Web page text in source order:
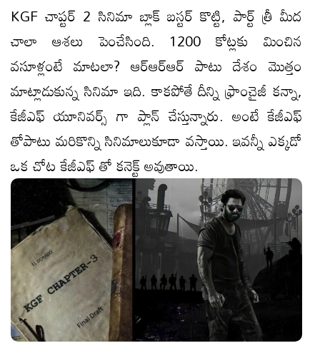
KGF చాప్టర్ 2 సినిమా బ్లాక్ బ‌స్ట‌ర్ కొట్టి, పార్ట్ త్రీ మీద
చాలా ఆశ‌లు పెంచేసింది. 1200 కోట్ల‌కు మించిన
వ‌సూళ్లంటే మాట‌లా? ఆర్ఆర్ఆర్ పాటు దేశం మొత్తం
మాట్లాడుకున్న సినిమా ఇది. కాక‌పోతే దీన్ని ఫ్రాంచైజీ క‌న్నా,
కేజీఎఫ్ యూనివ‌ర్స్ గా ప్లాన్ చేస్తున్నారు. అంటే కేజీఎఫ్
తోపాటు మ‌రికొన్ని సినిమాలుకూడా వ‌స్తాయి. ఇవ‌న్నీ ఎక్క‌డో
ఒక చోట కేజీఎఫ్ తో క‌నెక్ట్ అవుతాయి.